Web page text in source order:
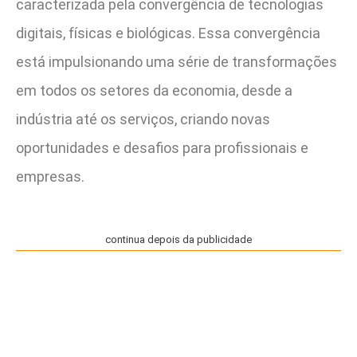
caracterizada pela convergência de tecnologias
digitais, físicas e biológicas. Essa convergência
está impulsionando uma série de transformações
em todos os setores da economia, desde a
indústria até os serviços, criando novas
oportunidades e desafios para profissionais e
empresas.
continua depois da publicidade